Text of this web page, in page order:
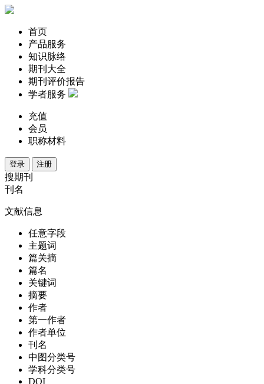
首页
产品服务
知识脉络
期刊大全
期刊评价报告
学者服务
充值
会员
职称材料
登录 注册
搜期刊
刊名
文献信息
任意字段
主题词
篇关摘
篇名
关键词
摘要
作者
第一作者
作者单位
刊名
中图分类号
学科分类号
DOI